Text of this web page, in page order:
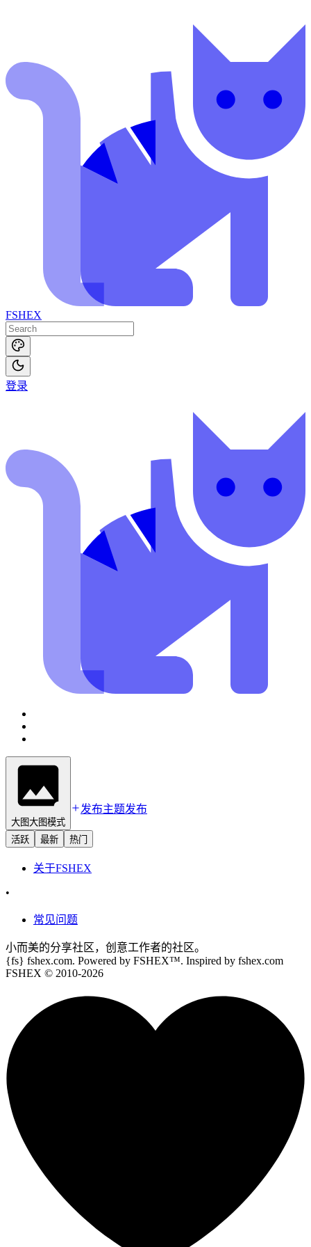
FSHEX
登录
大图大图模式
发布主题发布
活跃 最新 热门
关于FSHEX
•
常见问题
小而美的分享社区，创意工作者的社区。
{fs} fshex.com. Powered by FSHEX™. Inspired by fshex.com
FSHEX © 2010-2026